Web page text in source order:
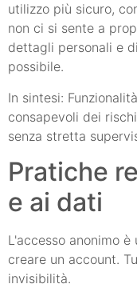
utilizzo più sicuro,
non ci si sente a
dettagli personali e
possibile.
In sintesi:
consapevoli dei
senza stretta
Pratiche
e ai dati
L'accesso anonimo
creare un account.
invisibilità.